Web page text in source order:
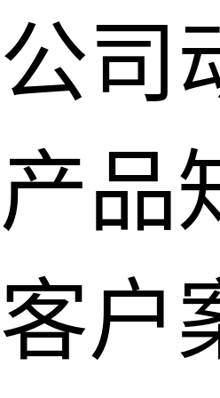
公司
产品
客户